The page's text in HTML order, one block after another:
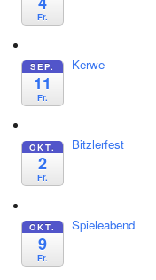
Fr.
SEP.
11
Fr.
Kerwe
OKT.
2
Fr.
Bitzlerfest
OKT.
9
Fr.
Spieleabend